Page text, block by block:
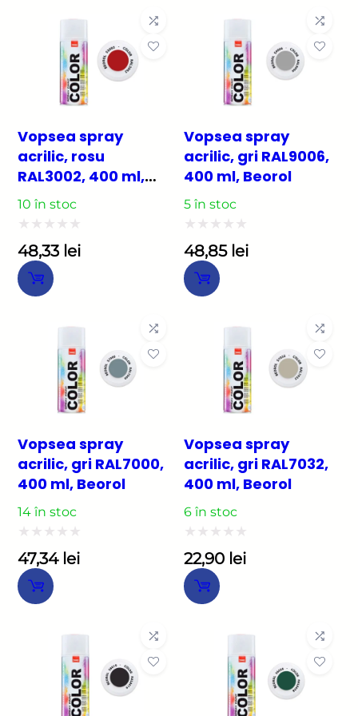
Vopsea spray
acrilic, rosu
RAL3002, 400 ml,
Beorol
10 în stoc
Evaluat
la
0
48,33 lei
Vopsea spray
acrilic, gri RAL9006,
400 ml, Beorol
5 în stoc
Evaluat
la
0
48,85 lei
Vopsea spray
acrilic, gri RAL7000,
400 ml, Beorol
14 în stoc
Evaluat
la
0
47,34 lei
Vopsea spray
acrilic, gri RAL7032,
400 ml, Beorol
6 în stoc
Evaluat
la
0
22,90 lei